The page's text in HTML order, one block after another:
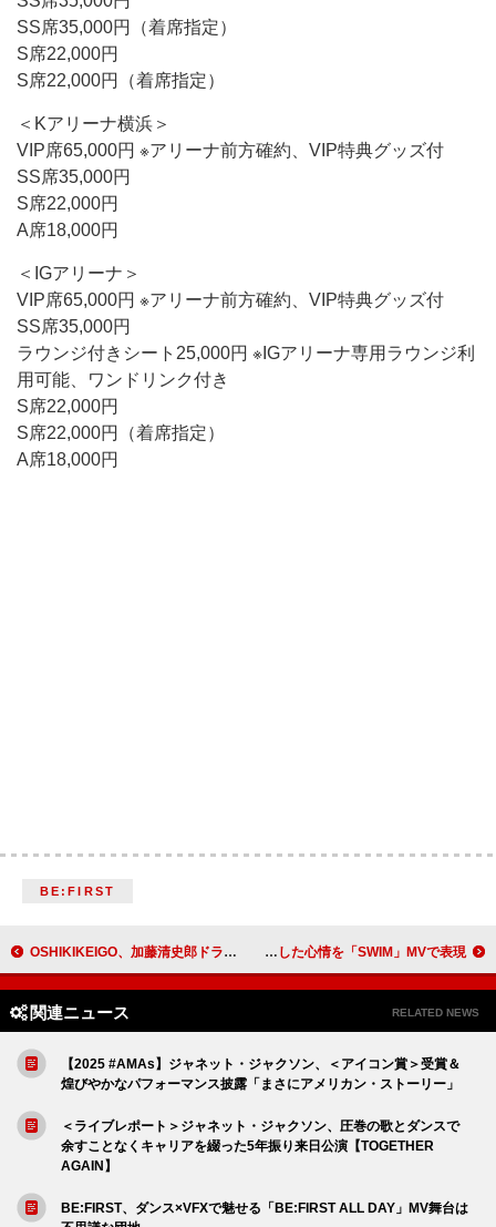
SS席35,000円（着席指定）
S席22,000円
S席22,000円（着席指定）
＜Kアリーナ横浜＞
VIP席65,000円 ※アリーナ前方確約、VIP特典グッズ付
SS席35,000円
S席22,000円
A席18,000円
＜IGアリーナ＞
VIP席65,000円 ※アリーナ前方確約、VIP特典グッズ付
SS席35,000円
ラウンジ付きシート25,000円 ※IGアリーナ専用ラウンジ利
用可能、ワンドリンク付き
S席22,000円
S席22,000円（着席指定）
A席18,000円
BE:FIRST
OSHIKIKEIGO、加藤清史郎ドラマ『君が死刑になる前に』主題歌に決定 BTSが船を導く、新たな旅立ちを前にした心情を「SWIM」MVで表現
関連ニュース RELATED NEWS
【2025 #AMAs】ジャネット・ジャクソン、＜アイコン賞＞受賞＆
煌びやかなパフォーマンス披露「まさにアメリカン・ストーリー」
＜ライブレポート＞ジャネット・ジャクソン、圧巻の歌とダンスで
余すことなくキャリアを綴った5年振り来日公演【TOGETHER
AGAIN】
BE:FIRST、ダンス×VFXで魅せる「BE:FIRST ALL DAY」MV舞台は